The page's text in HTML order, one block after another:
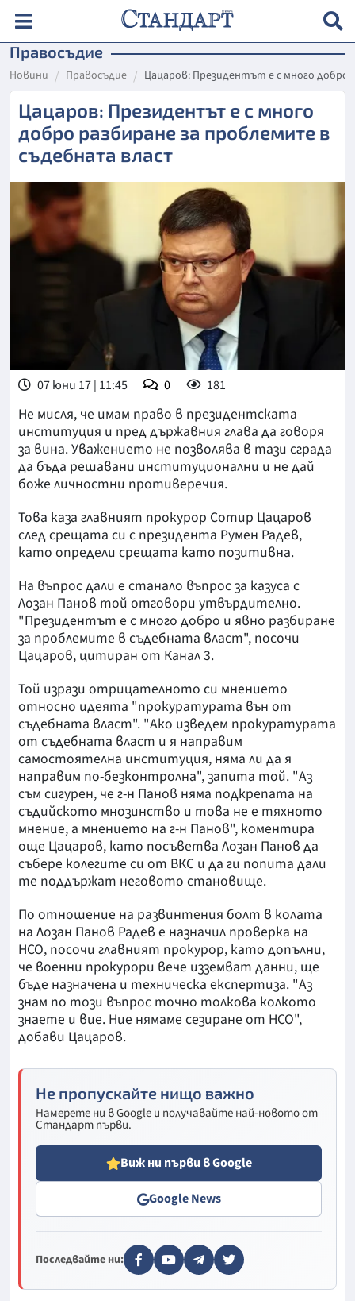
Правосъдие
Новини Правосъдие Цацаров: Президентът е с много добро
Цацаров: Президентът е с много
добро разбиране за проблемите в
съдебната власт
07 юни 17 | 11:45 0 181
Не мисля, че имам право в президентската
институция и пред държавния глава да говоря
за вина. Уважението не позволява в тази сграда
да бъда решавани институционални и не дай
боже личностни противеречия.
Това каза главният прокурор Сотир Цацаров
след срещата си с президента Румен Радев,
като определи срещата като позитивна.
На въпрос дали е станало въпрос за казуса с
Лозан Панов той отговори утвърдително.
"Президентът е с много добро и явно разбиране
за проблемите в съдебната власт", посочи
Цацаров, цитиран от Канал 3.
Той изрази отрицателното си мнението
относно идеята "прокуратурата вън от
съдебната власт". "Ако изведем прокуратурата
от съдебната власт и я направим
самостоятелна институция, няма ли да я
направим по-безконтролна", запита той. "Аз
съм сигурен, че г-н Панов няма подкрепата на
съдийското мнозинство и това не е тяхното
мнение, а мнението на г-н Панов", коментира
още Цацаров, като посъветва Лозан Панов да
събере колегите си от ВКС и да ги попита дали
те поддържат неговото становище.
По отношение на развинтения болт в колата
на Лозан Панов Радев е назначил проверка на
НСО, посочи главният прокурор, като допълни,
че военни прокурори вече изземват данни, ще
бъде назначена и техническа експертиза. "Аз
знам по този въпрос точно толкова колкото
знаете и вие. Ние нямаме сезиране от НСО",
добави Цацаров.
Не пропускайте нищо важно
Намерете ни в Google и получавайте най-новото от
Стандарт първи.
Виж ни първи в Google
Google News
Последвайте ни: